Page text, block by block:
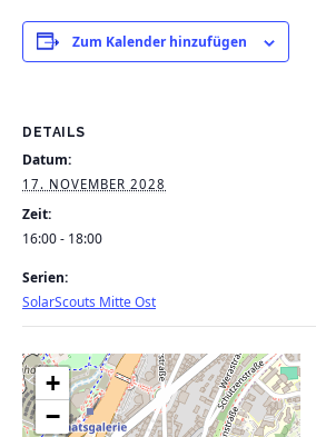
Zum Kalender hinzufügen
DETAILS
Datum:
17. NOVEMBER 2028
Zeit:
16:00 - 18:00
Serien:
SolarScouts Mitte Ost
+
−